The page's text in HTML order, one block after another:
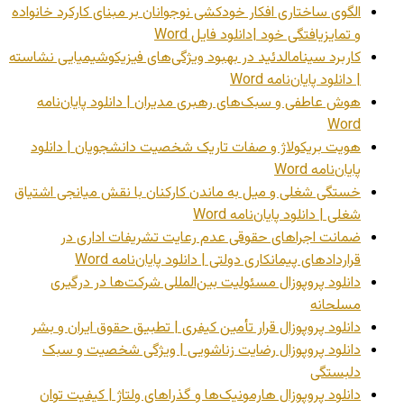
الگوی ساختاری افکار خودکشی نوجوانان بر مبنای کارکرد خانواده
و تمایزیافتگی خود |دانلود فایل Word
کاربرد سینامالدئید در بهبود ویژگی‌های فیزیکوشیمیایی نشاسته
| دانلود پایان‌نامه Word
هوش عاطفی و سبک‌های رهبری مدیران | دانلود پایان‌نامه
Word
هویت بریکولاژ و صفات تاریک شخصیت دانشجویان | دانلود
پایان‌نامه Word
خستگی شغلی و میل به ماندن کارکنان با نقش میانجی اشتیاق
شغلی | دانلود پایان‌نامه Word
ضمانت اجراهای حقوقی عدم رعایت تشریفات اداری در
قراردادهای پیمانکاری دولتی | دانلود پایان‌نامه Word
دانلود پروپوزال مسئولیت بین‌المللی شرکت‌ها در درگیری
مسلحانه
دانلود پروپوزال قرار تأمین کیفری | تطبیق حقوق ایران و بشر
دانلود پروپوزال رضایت زناشویی | ویژگی شخصیت و سبک
دلبستگی
دانلود پروپوزال هارمونیک‌ها و گذراهای ولتاژ | کیفیت توان